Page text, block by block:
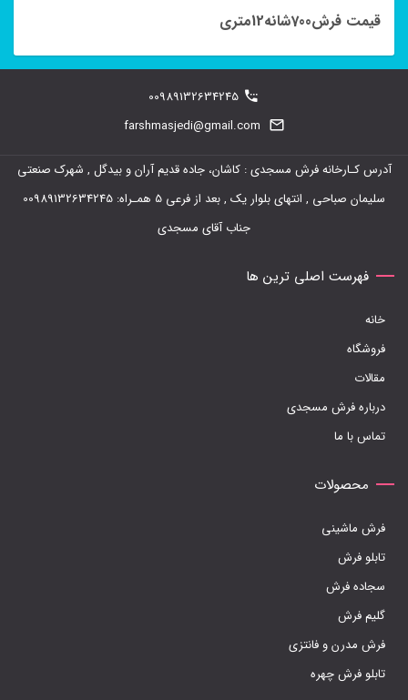
قیمت فرش700شانه12متری
00989132634245
farshmasjedi@gmail.com
آدرس کـارخانه فرش مسجدی : کاشان، جاده قدیم آران و بیدگل , شهرک صنعتی
سلیمان صباحی , انتهای بلوار یک , بعد از فرعی 5 همـراه: 00989132634245
جناب آقای مسجدی
فهرست اصلی ترین ها
خانه
فروشگاه
مقالات
درباره فرش مسجدی
تماس با ما
محصولات
فرش ماشینی
تابلو فرش
سجاده فرش
گلیم فرش
فرش مدرن و فانتزی
تابلو فرش چهره